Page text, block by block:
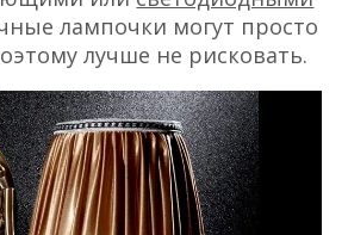
лампочки могут просто
лучше не рисковать.